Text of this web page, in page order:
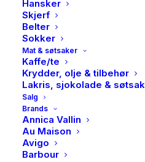
Hansker
Skjerf
Belter
Sokker
Mat & søtsaker
Kaffe/te
Krydder, olje & tilbehør
Lakris, sjokolade &
Salg
Brands
Annica Vallin
Au Maison
Avigo
Barbour
HK Living,
mug, Sunbeam